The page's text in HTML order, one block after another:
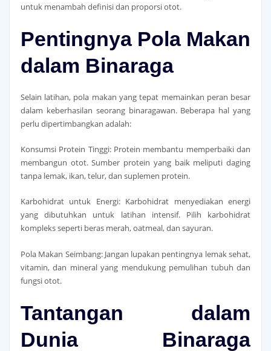
untuk menambah definisi dan proporsi otot.
Pentingnya Pola Makan
dalam Binaraga
Selain latihan, pola makan yang tepat memainkan peran besar
dalam keberhasilan seorang binaragawan. Beberapa hal yang
perlu dipertimbangkan adalah:
Konsumsi Protein Tinggi: Protein membantu memperbaiki dan
membangun otot. Sumber protein yang baik meliputi daging
tanpa lemak, ikan, telur, dan suplemen protein.
Karbohidrat untuk Energi: Karbohidrat menyediakan energi
yang dibutuhkan untuk latihan intensif. Pilih karbohidrat
kompleks seperti beras merah, oatmeal, dan sayuran.
Pola Makan Seimbang: Jangan lupakan pentingnya lemak sehat,
vitamin, dan mineral yang mendukung pemulihan tubuh dan
fungsi otot.
Tantangan dalam
Dunia Binaraga